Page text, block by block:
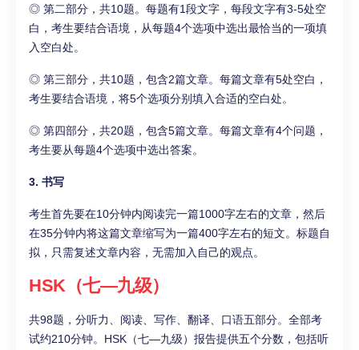
◎ 第二部分，共10题。每题有1段文字，每段文字有3-5处空
白，考生要结合语境，从每题4个选项中选出最恰当的一项填
入空白处。
◎ 第三部分，共10题，包含2篇文章。每篇文章有5处空白，
考生要结合语境，将5个选项分别填入合适的空白处。
◎ 第四部分，共20题，包含5篇文章。每篇文章有4个问题，
考生要从每题4个选项中选出答案。
3. 书写
考生首先要在10分钟内阅读完一篇1000字左右的文章，然后
在35分钟内将这篇文章缩写为一篇400字左右的短文。标题自
拟，只需复述文章内容，无需加入自己的观点。
HSK（七—九级）
共98题，分听力、阅读、写作、翻译、口语五部分。全部考
试约210分钟。HSK（七—九级）报告提供五个分数，包括听